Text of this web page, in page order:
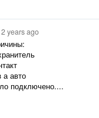
2 years ago
а авто
подключено....